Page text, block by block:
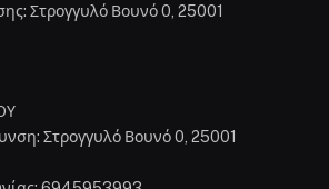
Στρογγυλό Βουνό 0, 25001
Στρογγυλό Βουνό 0, 25001